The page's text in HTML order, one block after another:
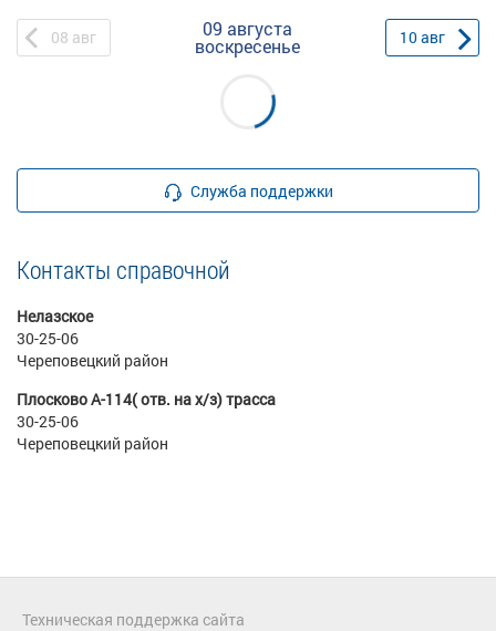
08 авг 09 августа
воскресенье 10авг
Служба поддержки
Контакты справочной
Нелазское
30-25-06
Череповецкий район
Плосково А-114( отв. на х/з) трасса
30-25-06
Череповецкий район
Техническая поддержка сайта